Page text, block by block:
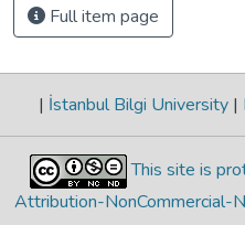
Full item page
| İstanbul Bilgi University |
This site is
Attribution-NonCommercial-